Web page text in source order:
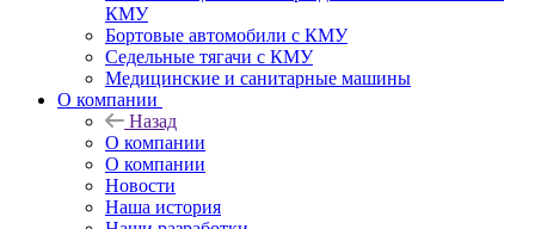
КМУ
Бортовые автомобили с КМУ
Седельные тягачи с КМУ
Медицинские и санитарные машины
О компании
Назад
О компании
О компании
Новости
Наша история